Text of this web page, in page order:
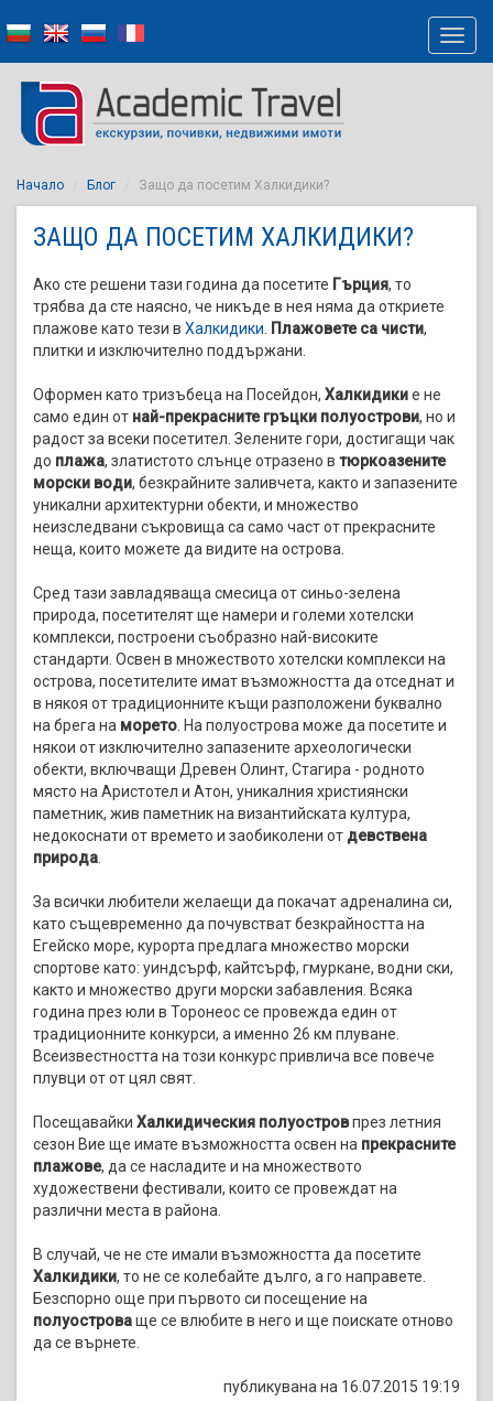
Начало Блог Защо да посетим Халкидики?
ЗАЩО ДА ПОСЕТИМ ХАЛКИДИКИ?
Ако сте решени тази година да посетите Гърция, то
трябва да сте наясно, че никъде в нея няма да откриете
плажове като тези в Халкидики Плажовете са чисти,
плитки и изключително поддържани.
Оформен като тризъбеца на Посейдон, Халкидикие не
само един от най-прекрасните гръцки полуострови, но и
радост за всеки посетител. Зелените гори, достигащи чак
до плажа, златистото слънце отразено в тюркоазените
морски води, безкрайните заливчета, както и запазените
уникални архитектурни обекти, и множество
неизследвани съкровища са само част от прекрасните
неща, които можете да видите на острова.
Сред тази завладяваща смесица от синьо-зелена
природа, посетителят ще намери и големи хотелски
комплекси, построени съобразно най-високите
стандарти. Освен в множеството хотелски комплекси на
острова, посетителите имат възможността да отседнат и
в някоя от традиционните къщи разположени буквално
на брега на морето . На полуострова може да посетите и
някои от изключително запазените археологически
обекти, включващи Древен Олинт, Стагира - родното
място на Аристотел и Атон, уникалния християнски
паметник, жив паметник на византийската култура,
недокоснати от времето и заобиколени от девствена
природа
За всички любители желаещи да покачат адреналина си,
като същевременно да почувстват безкрайността на
Егейско море, курорта предлага множество морски
спортове като: уиндсърф, кайтсърф, гмуркане, водни ски,
както и множество други морски забавления. Всяка
година през юли в Торонеос се провежда един от
традиционните конкурси, а именно 26 км плуване.
Всеизвестността на този конкурс привлича все повече
плувци от от цял свят.
Посещавайки Халкидическия полуостровпрез летния
сезон Вие ще имате възможността освен на прекрасните
плажове, да се насладите и на множеството
художествени фестивали, които се провеждат на
различни места в района.
В случай, че не сте имали възможността да посетите
Халкидики, то не се колебайте дълго, а го направете.
Безспорно още при първото си посещение на
полуостроваще се влюбите в него и ще поискате отново
да се върнете.
публикувана на 16.07.2015 19:19